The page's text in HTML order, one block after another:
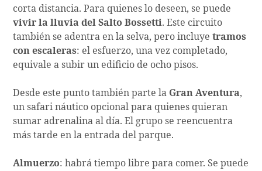
corta distancia. Para quienes lo deseen, se puede
vivir la lluvia del Salto Bossetti. Este circuito
también se adentra en la selva, pero incluyetramos
con escaleras: el esfuerzo, una vez completado,
equivale a subir un edificio de ocho pisos.
Desde este punto también parte la Gran Aventura,
un safari náutico opcional para quienes quieran
sumar adrenalina al día. El grupo se reencuentra
más tarde en la entrada del parque.
Almuerzo: habrá tiempo libre para comer. Se puede